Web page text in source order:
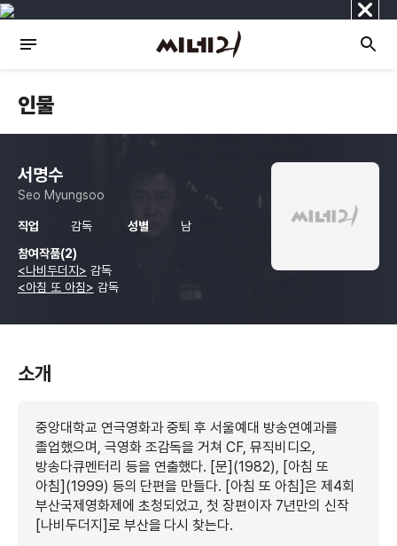
닫
기
인물
서명수
Seo Myungsoo
직업 감독 성별
남
참여작품(2)
<나비두더지> 감독
<아침 또 아침> 감독
소개
중앙대학교 연극영화과 중퇴 후 서울예대 방송연예과를
졸업했으며, 극영화 조감독을 거쳐 CF, 뮤직비디오,
방송다큐멘터리 등을 연출했다. [문](1982), [아침 또
아침](1999) 등의 단편을 만들다. [아침 또 아침]은 제4회
부산국제영화제에 초청되었고, 첫 장편이자 7년만의 신작
[나비두더지]로 부산을 다시 찾는다.